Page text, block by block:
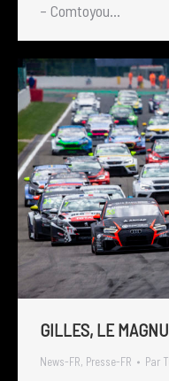
– Comtoyou…
GILLES, LE
News-FR, Presse-FR Par